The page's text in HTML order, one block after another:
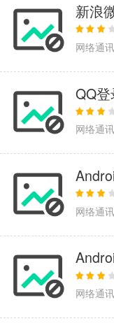
新浪
网络通讯
QQ登
网络通讯
网络通讯
网络通讯